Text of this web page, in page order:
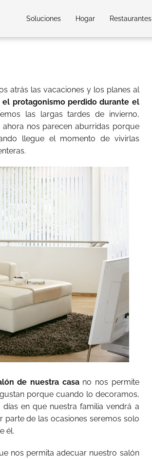
Soluciones Hogar Restaurantes
atrás las vacaciones y los planes al
protagonismo perdido durante el
las largas tardes de invierno,
nos parecen aburridas porque
llegue el momento de vivirlas
de nuestra casano nos permite
porque cuando lo decoramos,
en que nuestra familia vendrá a
parte de las ocasiones seremos solo
él.
nos permita adecuar nuestro salón